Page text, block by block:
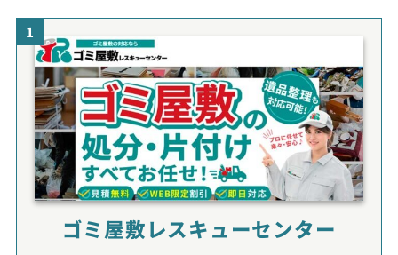
1
ゴミ屋敷レスキューセンター